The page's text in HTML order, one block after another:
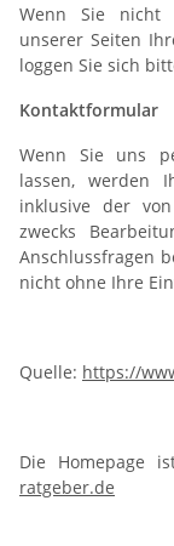
Wenn Sie nicht
unserer Seiten
loggen Sie sich
Kontaktformular
Wenn Sie uns
lassen, werden
inklusive der
zwecks
Anschlussfragen
nicht ohne Ihre
Quelle: https://
Die Homepage
ratgeber.de